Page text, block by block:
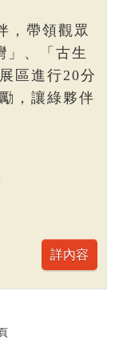
，帶領觀眾
」、「古生
區進行20分
，讓綠夥伴